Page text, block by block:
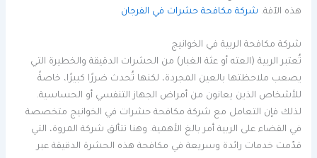
هذه الآفة. شركة مكافحة حشرات في الفرجان
شركة مكافحة الربية في الخوانيج
تُعتبر الربية (العته أو عثة الغبار) من الحشرات الدقيقة والخطيرة التي
يصعب ملاحظتها بالعين المجردة، لكنها تُحدث ضررًا كبيرًا، خاصةً
للأشخاص الذين يعانون من أمراض الجهاز التنفسي أو الحساسية.
لذلك فإن التعامل مع شركة مكافحة حشرات في الخوانيج متخصصة
في القضاء على الربية أمر بالغ الأهمية. وهنا تتألق شركة المروة، التي
قدّمت خدمات رائدة وسريعة في مكافحة هذه الحشرة الدقيقة عبر